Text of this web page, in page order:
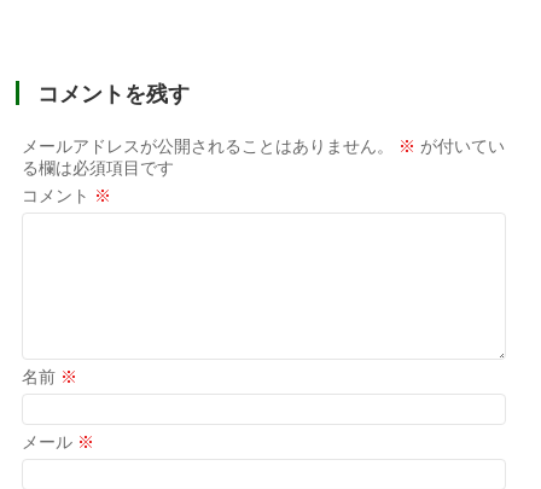
コメントを残す
メールアドレスが公開されることはありません。 ※ が付いてい
る欄は必須項目です
コメント ※
名前 ※
メール ※